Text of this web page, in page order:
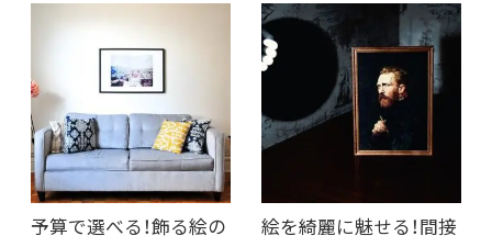
予算で選べる！飾る絵の
絵を綺麗に魅せる！間接